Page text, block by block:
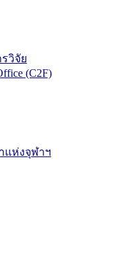
วิจัย
(C2F)
ห่งจุฬาฯ